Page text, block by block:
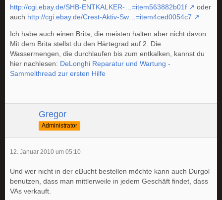
http://cgi.ebay.de/SHB-ENTKALKER-…=item563882b01f
oder
auch http://cgi.ebay.de/Crest-Aktiv-Sw…=item4ced0054c7
Ich habe auch einen Brita, die meisten halten aber nicht davon.
Mit dem Brita stellst du den Härtegrad auf 2. Die
Wassermengen, die durchlaufen bis zum entkalken, kannst du
hier nachlesen: DeLonghi Reparatur und Wartung -
Sammelthread zur ersten Hilfe
Gregor
Administrator
12. Januar 2010 um 05:10
Und wer nicht in der eBucht bestellen möchte kann auch Durgol
benutzen, dass man mittlerweile in jedem Geschäft findet, dass
VAs verkauft.